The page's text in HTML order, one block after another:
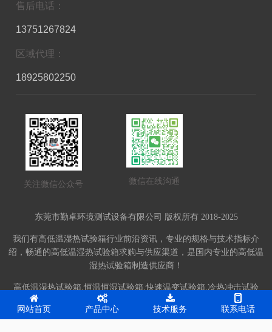
售后电话：
13751267824
区域代理：
18925802250
关注微信公众号 微信在线沟通
东莞市勤卓环境测试设备有限公司 版权所有 2018-2025
我们有高低温湿热试验箱行业前沿资讯，专业的规格与技术指标介
绍，畅通的高低温湿热试验箱求购与供应渠道，是国内专业的高低温
湿热试验箱制造供应商！
高低温湿热试验箱,恒温恒湿试验箱,快速温变试验箱,冷热冲击试验
箱,振动台-东莞市勤卓环境测试设备有限公司网站，提供详细报价，
齐全的产品信息。网站备案号：粤ICP备10204926号
网站首页 产品中心 技术服务 联系电话